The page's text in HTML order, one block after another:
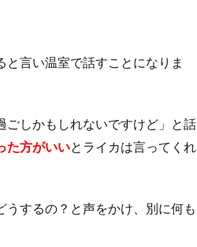
言い温室で話すことになりま
ごしかもしれないですけど」と話
た方がいいとライカは言ってくれ
するの？と声をかけ、別に何も